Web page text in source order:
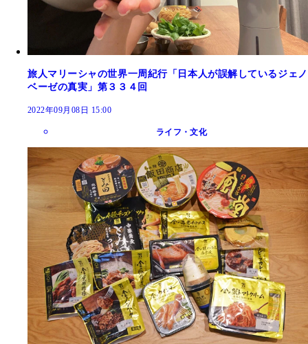
旅人マリーシャの世界一周紀行「日本人が誤解しているジェノ
ベーゼの真実」第３３４回
2022年09月08日 15:00
ライフ・文化